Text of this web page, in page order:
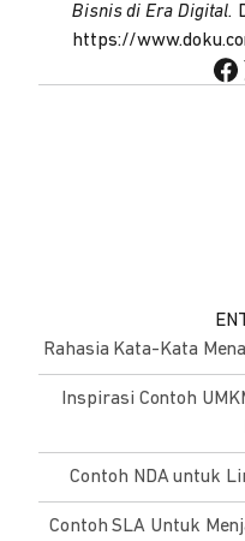
Bisnis di Era Digital.
https://
Rahasia Kata-Kata
Inspirasi Contoh
Contoh NDA untuk
Contoh SLA Untuk